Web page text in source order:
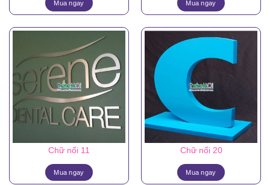
Mua ngay Mua ngay
Chữ nổi 11
Mua ngay
Chữ nổi 20
Mua ngay